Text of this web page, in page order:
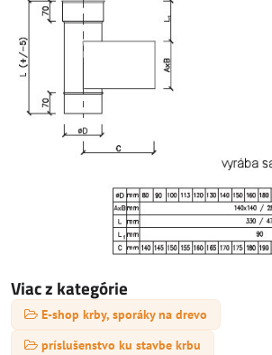
Viac z kategórie
E-shop krby, sporáky na drevo
príslušenstvo ku stavbe krbu